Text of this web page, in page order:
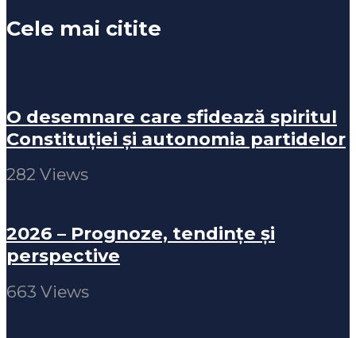
Cele mai citite
O desemnare care sfidează spiritul
Constituției și autonomia partidelor
282 Views
2026 – Prognoze, tendințe și
perspective
663 Views